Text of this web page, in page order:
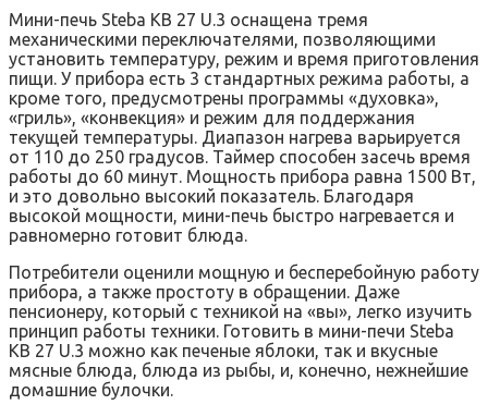
Мини-печь Steba KB 27 U.3 оснащена тремя
механическими переключателями, позволяющими
установить температуру, режим и время приготовления
пищи. У прибора есть 3 стандартных режима работы, а
кроме того, предусмотрены программы «духовка»,
«гриль», «конвекция» и режим для поддержания
текущей температуры. Диапазон нагрева варьируется
от 110 до 250 градусов. Таймер способен засечь время
работы до 60 минут. Мощность прибора равна 1500 Вт,
и это довольно высокий показатель. Благодаря
высокой мощности, мини-печь быстро нагревается и
равномерно готовит блюда.
Потребители оценили мощную и бесперебойную работу
прибора, а также простоту в обращении. Даже
пенсионеру, который с техникой на «вы», легко изучить
принцип работы техники. Готовить в мини-печи Steba
KB 27 U.3 можно как печеные яблоки, так и вкусные
мясные блюда, блюда из рыбы, и, конечно, нежнейшие
домашние булочки.